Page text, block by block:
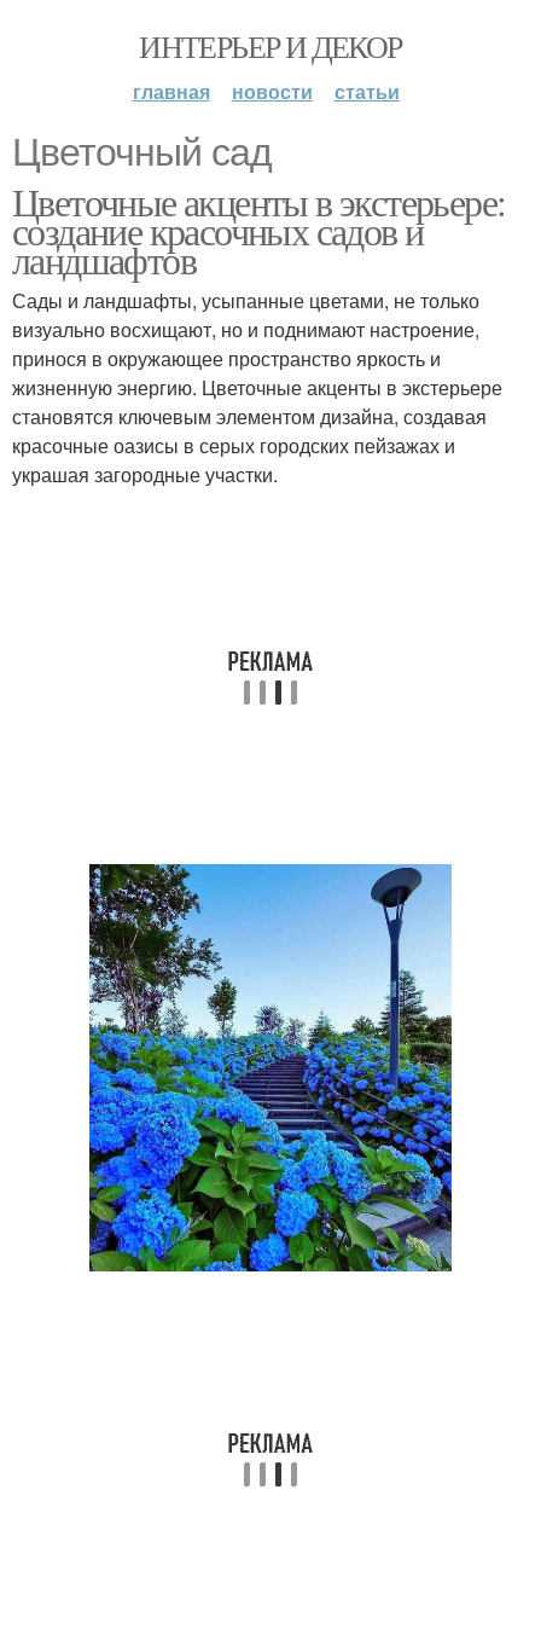
ИНТЕРЬЕР И ДЕКОР
главная новости статьи
Цветочный сад
Цветочные акценты в экстерьере:
создание красочных садов и
ландшафтов
Сады и ландшафты, усыпанные цветами, не только
визуально восхищают, но и поднимают настроение,
принося в окружающее пространство яркость и
жизненную энергию. Цветочные акценты в экстерьере
становятся ключевым элементом дизайна, создавая
красочные оазисы в серых городских пейзажах и
украшая загородные участки.